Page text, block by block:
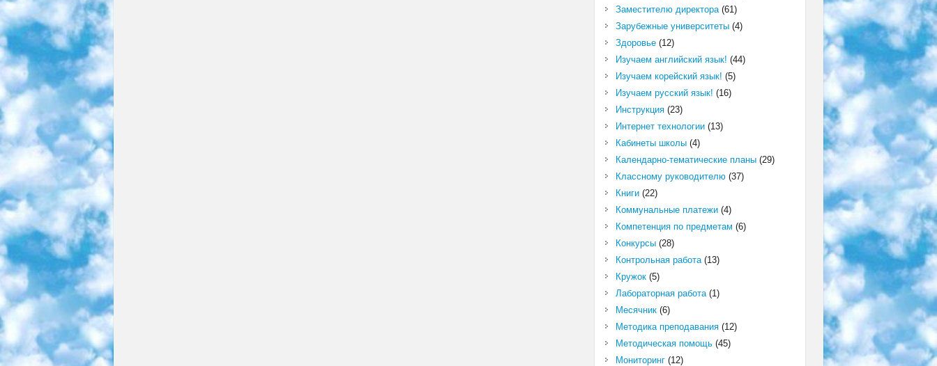
Заместителю директора(61)
Зарубежные университеты(4)
Здоровье(12)
Изучаем английский язык! (44)
Изучаем корейский язык! (5)
Изучаем русский язык! (16)
Инструкция(23)
Интернет технологии(13)
Кабинеты школы(4)
Календарно-тематические планы(29)
Классному руководителю(37)
Книги(22)
Коммунальные платежи(4)
Компетенция по предметам (6)
Конкурсы(28)
Контрольная работа(13)
Кружок(5)
Лабораторная работа(1)
Месячник(6)
Методика преподавания(12)
Методическая помощь(45)
Мониторинг(12)